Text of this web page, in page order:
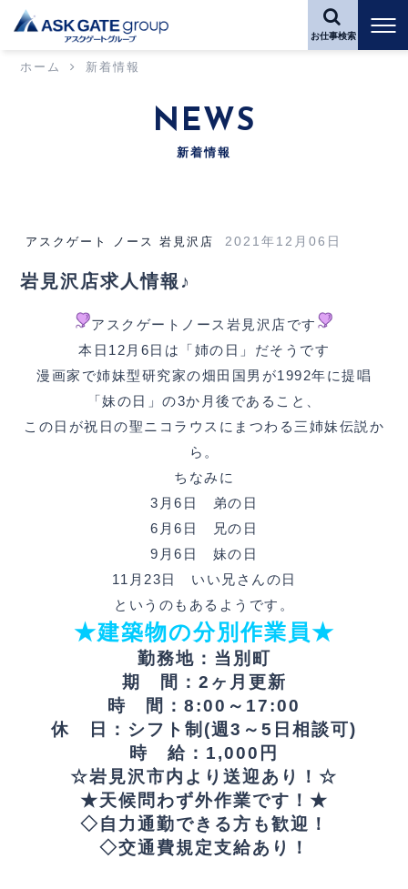
お仕事検索
ホーム 新着情報
NEWS
新着情報
アスクゲート ノース 岩見沢店 2021年12月06日
岩見沢店求人情報♪
アスクゲートノース岩見沢店です
本日12月6日は「姉の日」だそうです
漫画家で姉妹型研究家の畑田国男が1992年に提唱
「妹の日」の3か月後であること、
この日が祝日の聖ニコラウスにまつわる三姉妹伝説か
ら。
ちなみに
3月6日 弟の日
6月6日 兄の日
9月6日 妹の日
11月23日 いい兄さんの日
というのもあるようです。
★建築物の分別作業員★
勤務地：当別町
期 間：2ヶ月更新
時 間：8:00～17:00
休 日：シフト制(週3～5日相談可)
時 給：1,000円
☆岩見沢市内より送迎あり！☆
★天候問わず外作業です！★
◇自力通勤できる方も歓迎 ！
◇交通費規定支給あり！